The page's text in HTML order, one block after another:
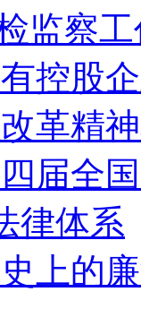
监察
控股
革精
届全
律体系
上的